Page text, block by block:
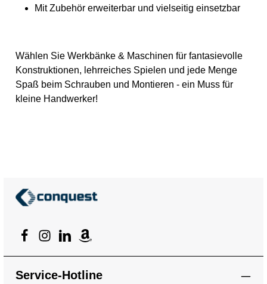
Mit Zubehör erweiterbar und vielseitig einsetzbar
Wählen Sie Werkbänke & Maschinen für fantasievolle
Konstruktionen, lehrreiches Spielen und jede Menge
Spaß beim Schrauben und Montieren - ein Muss für
kleine Handwerker!
Service-Hotline